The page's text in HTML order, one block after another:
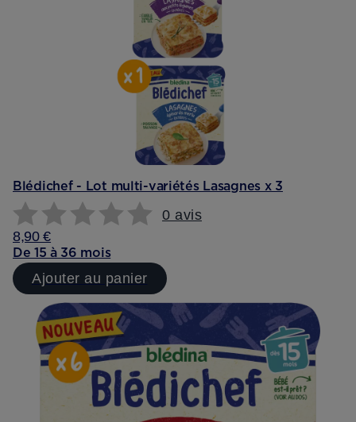
Blédichef - Lot multi-variétés Lasagnes x 3
0 avis
8,90 €
De 15 à 36 mois
Ajouter au panier